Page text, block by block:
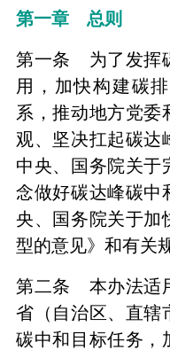
第一章 总则
第一条 为了发挥
用，加快构建碳
系，推动地方党委
观、坚决扛起碳达
中央、国务院关于
念做好碳达峰碳中
央、国务院关于加
型的意见》和有关
第二条 本办法适
省（自治区、直辖
碳中和目标任务，